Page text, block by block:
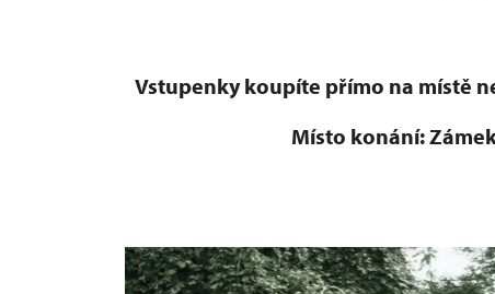
Vstupenky koupíte přímo na místě
Místo konání: